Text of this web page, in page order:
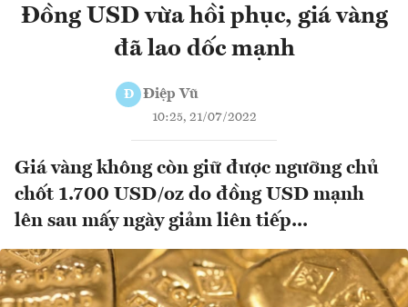
Đồng USD vừa hồi phục, giá vàng
đã lao dốc mạnh
Đ Điệp Vũ
10:25, 21/07/2022
Giá vàng không còn giữ được ngưỡng chủ
chốt 1.700 USD/oz do đồng USD mạnh
lên sau mấy ngày giảm liên tiếp...